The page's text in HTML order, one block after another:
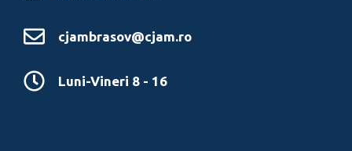
cjambrasov@cjam.ro
Luni-Vineri 8 - 16